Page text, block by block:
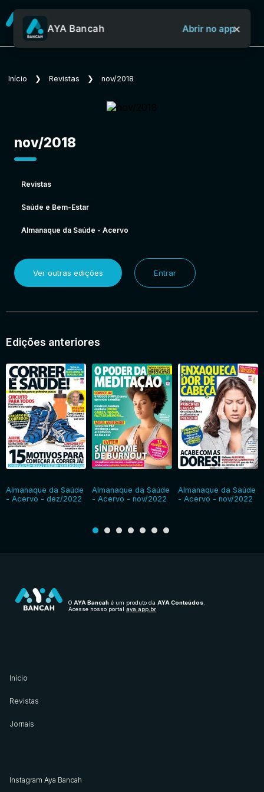
Sobre o Aya Bancah
AYA Bancah Abrir no app×
Início ❯ Revistas ❯ nov/2018
nov/2018
Revistas
Saúde e Bem-Estar
Almanaque da Saúde - Acervo
Ver outras edições Entrar
Edições anteriores
Almanaque da Saúde
- Acervo - dez/2022
Almanaque da Saúde
- Acervo - nov/2022
Almanaque da Saúde
- Acervo - nov/2022
O AYA Bancah é um produto da AYA Conteúdos
Acesse nosso portal aya.app.br
Início
Revistas
Jornais
Instagram Aya Bancah